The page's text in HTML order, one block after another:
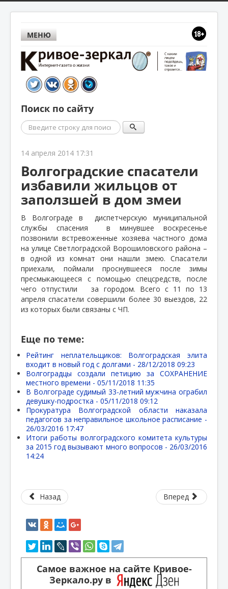
МЕНЮ
Поиск по сайту
Поиск
14 апреля 2014 17:31
Волгоградские спасатели
избавили жильцов от
заползшей в дом змеи
В Волгограде в
диспетчерскую муниципальной
службы спасения
в минувшее воскресенье
позвонили встревоженные хозяева частного дома
на улице Светлоградской Ворошиловского района –
в одной из комнат они нашли змею. Спасатели
приехали, поймали проснувшееся после зимы
пресмыкающееся с помощью спецсредств, после
чего отпустили
за городом. Всего с 11 по 13
апреля спасатели совершили более 30 выездов, 22
из которых были связаны с ЧП.
Еще по теме:
Рейтинг неплательщиков: Волгоградская элита
входит в новый год с долгами - 28/12/2018 09:23
Волгоградцы создали петицию за СОХРАНЕНИЕ
местного времени - 05/11/2018 11:35
В Волгограде судимый 33-летний мужчина ограбил
девушку-подростка - 05/11/2018 09:12
Прокуратура Волгоградской области наказала
педагогов за неправильное школьное расписание -
26/03/2016 17:47
Итоги работы волгоградского комитета культуры
за 2015 год вызывают много вопросов - 26/03/2016
14:24
Назад Вперед
Самое важное на сайте Кривое-
Зеркало.ру в